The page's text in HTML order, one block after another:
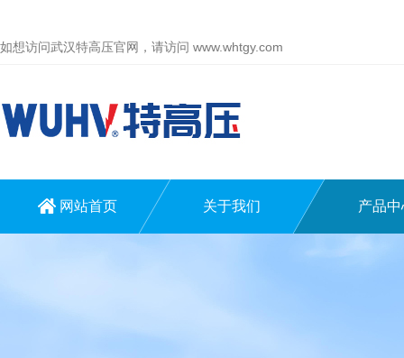
如想访问武汉特高压官网，请访问 www.whtgy.com
网站首页 关于我们 产品中